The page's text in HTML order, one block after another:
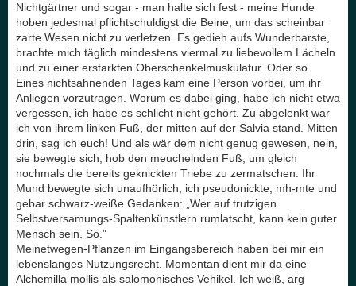
Nichtgärtner und sogar - man halte sich fest - meine Hunde
hoben jedesmal pflichtschuldigst die Beine, um das scheinbar
zarte Wesen nicht zu verletzen. Es gedieh aufs Wunderbarste,
brachte mich täglich mindestens viermal zu liebevollem Lächeln
und zu einer erstarkten Oberschenkelmuskulatur. Oder so.
Eines nichtsahnenden Tages kam eine Person vorbei, um ihr
Anliegen vorzutragen. Worum es dabei ging, habe ich nicht etwa
vergessen, ich habe es schlicht nicht gehört. Zu abgelenkt war
ich von ihrem linken Fuß, der mitten auf der Salvia stand. Mitten
drin, sag ich euch! Und als wär dem nicht genug gewesen, nein,
sie bewegte sich, hob den meuchelnden Fuß, um gleich
nochmals die bereits geknickten Triebe zu zermatschen. Ihr
Mund bewegte sich unaufhörlich, ich pseudonickte, mh-mte und
gebar schwarz-weiße Gedanken: „Wer auf trutzigen
Selbstversamungs-Spaltenkünstlern rumlatscht, kann kein guter
Mensch sein. So."
Meinetwegen-Pflanzen im Eingangsbereich haben bei mir ein
lebenslanges Nutzungsrecht. Momentan dient mir da eine
Alchemilla mollis als salomonisches Vehikel. Ich weiß, arg